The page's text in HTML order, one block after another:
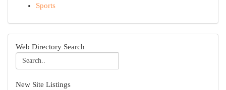
Sports
Web Directory Search
New Site Listings